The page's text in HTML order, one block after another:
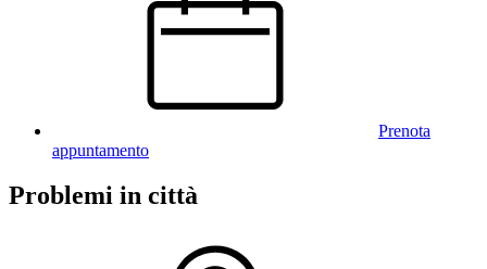
Prenota
appuntamento
Problemi in città